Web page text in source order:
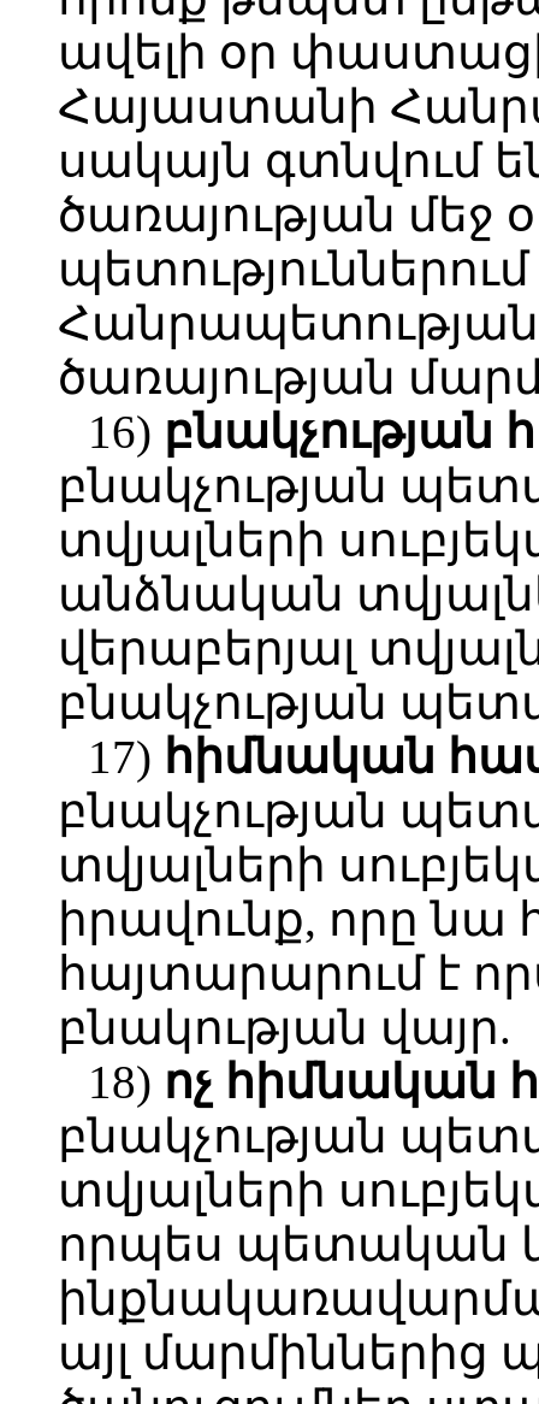
ավելի օր
Հայաստանի
սակայն գտնվում
ծառայության մեջ
ծառայության
16) բնակչության
բնակչության
տվյալների
անձնական
վերաբերյալ
բնակչության
17) հիմնական
բնակչության
տվյալների
իրավունք, որը նա
հայտարարում է
բնակության վայր.
18) ոչ հիմնական
բնակչության
տվյալների
որպես պետական
այլ